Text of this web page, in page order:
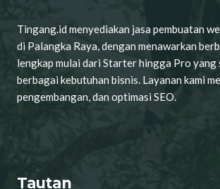
Tingang.id menyediakan jasa pembuatan
di Palangka Raya, dengan menawarkan
lengkap mulai dari Starter hingga Pro yang
berbagai kebutuhan bisnis. Layanan kami
pengembangan, dan optimasi SEO.
Tautan